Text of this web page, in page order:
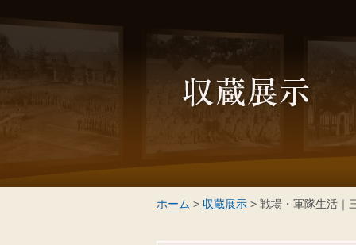
ホーム > 収蔵展示 > 戦場・軍隊生活｜